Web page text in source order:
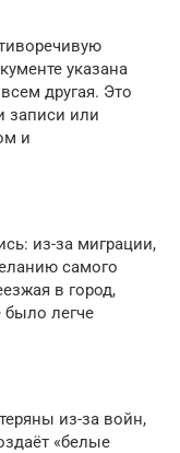
указана
другая. Это
записи или
и
из-за миграции,
самого
в город,
легче
из-за войн,
«белые